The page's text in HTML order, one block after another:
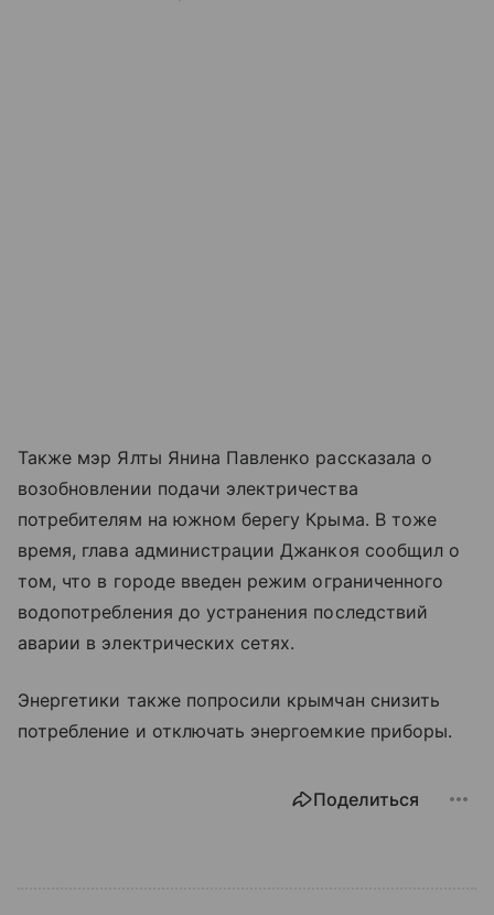
Также мэр Ялты Янина Павленко рассказала о
возобновлении подачи электричества
потребителям на южном берегу Крыма. В тоже
время, глава администрации Джанкоя сообщил о
том, что в городе введен режим ограниченного
водопотребления до устранения последствий
аварии в электрических сетях.
Энергетики также попросили крымчан снизить
потребление и отключать энергоемкие приборы.
Поделиться